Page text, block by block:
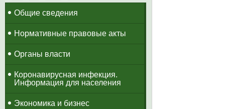
Общие сведения
Нормативные правовые акты
Органы власти
Коронавирусная инфекция.
Информация для населения
Экономика и бизнес